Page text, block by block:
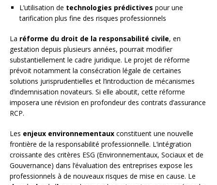
L’utilisation de technologies prédictives pour une
tarification plus fine des risques professionnels
La réforme du droit de la responsabilité civile, en
gestation depuis plusieurs années, pourrait modifier
substantiellement le cadre juridique. Le projet de réforme
prévoit notamment la consécration légale de certaines
solutions jurisprudentielles et l’introduction de mécanismes
d’indemnisation novateurs. Si elle aboutit, cette réforme
imposera une révision en profondeur des contrats d’assurance
RCP.
Les enjeux environnementaux constituent une nouvelle
frontière de la responsabilité professionnelle. L’intégration
croissante des critères ESG (Environnementaux, Sociaux et de
Gouvernance) dans l’évaluation des entreprises expose les
professionnels à de nouveaux risques de mise en cause. Le